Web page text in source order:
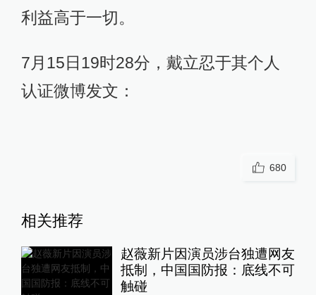
利益高于一切。
7月15日19时28分，戴立忍于其个人
认证微博发文：
680
相关推荐
赵薇新片因演员涉台独遭网友
抵制，中国国防报：底线不可
触碰